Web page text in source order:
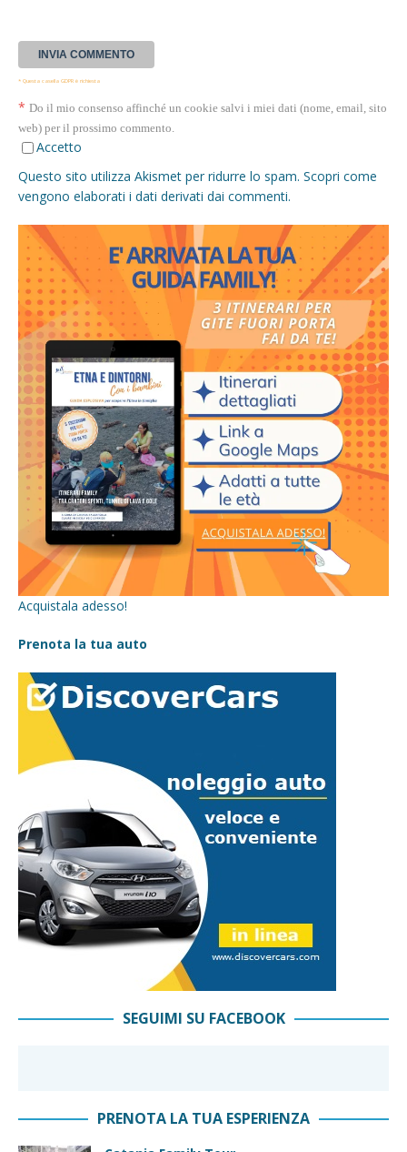
* Questa casella GDPR è richiesta
* Do il mio consenso affinché un cookie salvi i miei dati (nome, email, sito
web) per il prossimo commento.
Accetto
Questo sito utilizza Akismet per ridurre lo spam. Scopri come
vengono elaborati i dati derivati dai commenti.
Acquistala adesso!
Prenota la tua auto
SEGUIMI SU FACEBOOK
PRENOTA LA TUA ESPERIENZA